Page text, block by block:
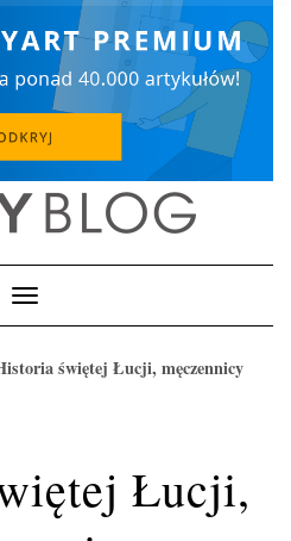
Toggle
Navigation
świętej Łucji, męczennicy
Łucji,